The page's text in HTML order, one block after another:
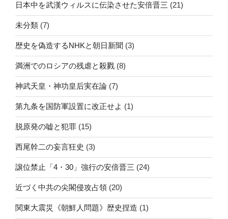
日本中を武漢ウィルスに伝染させた安倍晋三 (21)
未分類 (7)
歴史を偽造するNHKと朝日新聞 (3)
満洲でのロシアの残虐と殺戮 (8)
神武天皇・神功皇后実在論 (7)
第九条を国防軍設置に改正せよ (1)
脱原発の嘘と犯罪 (15)
西尾幹二の妄言狂史 (3)
譲位禁止「4・30」強行の安倍晋三 (24)
近づく中共の尖閣侵攻占領 (20)
関東大震災《朝鮮人問題》歴史捏造 (1)